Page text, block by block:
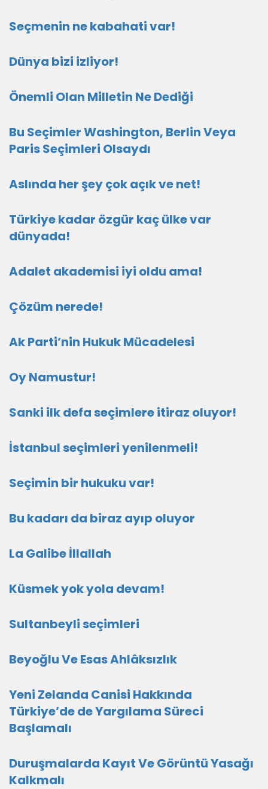
Seçmenin ne kabahati var!
Dünya bizi izliyor!
Önemli Olan Milletin Ne Dediği
Bu Seçimler Washington, Berlin Veya
Paris Seçimleri Olsaydı
Aslında her şey çok açık ve net!
Türkiye kadar özgür kaç ülke var
dünyada!
Adalet akademisi iyi oldu ama!
Çözüm nerede!
Ak Parti’nin Hukuk Mücadelesi
Oy Namustur!
Sanki ilk defa seçimlere itiraz oluyor!
İstanbul seçimleri yenilenmeli!
Seçimin bir hukuku var!
Bu kadarı da biraz ayıp oluyor
La Galibe İllallah
Küsmek yok yola devam!
Sultanbeyli seçimleri
Beyoğlu Ve Esas Ahlâksızlık
Yeni Zelanda Canisi Hakkında
Türkiye’de de Yargılama Süreci
Başlamalı
Duruşmalarda Kayıt Ve Görüntü Yasağı
Kalkmalı